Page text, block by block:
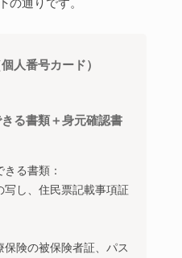
人番号カード）
る書類＋身元確認書
る書類：
し、住民票記載事項証
険の被保険者証、パス